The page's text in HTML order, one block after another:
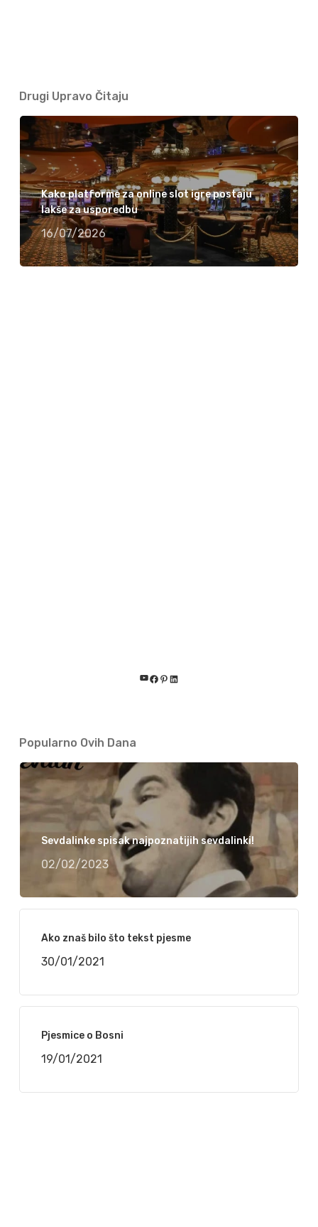
Drugi Upravo Čitaju
Kako platforme za online slot igre postaju
lakše za usporedbu
16/07/2026
YouTube
Facebook
Pinterest
LinkedIn
Popularno Ovih Dana
Sevdalinke spisak najpoznatijih sevdalinki!
02/02/2023
Ako znaš bilo što tekst pjesme
30/01/2021
Pjesmice o Bosni
19/01/2021